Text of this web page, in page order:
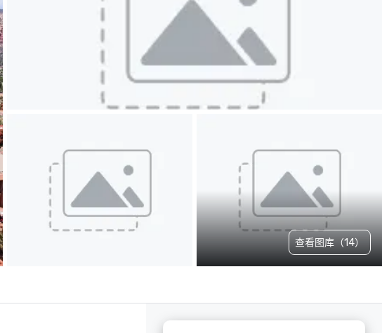
查看图库（14）